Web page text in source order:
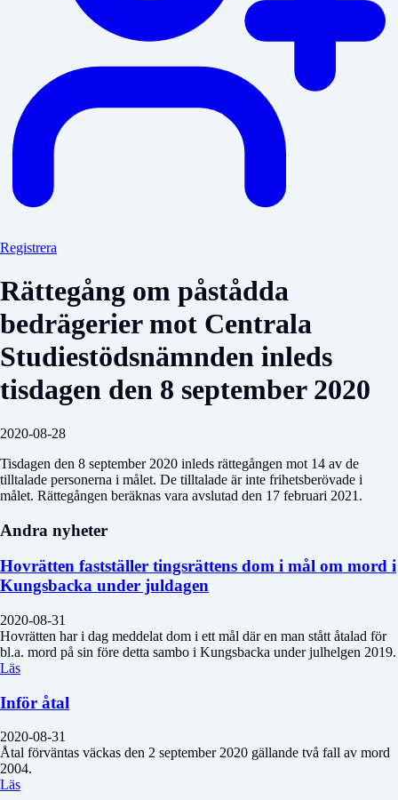
Registrera
Rättegång om påstådda
bedrägerier mot Centrala
Studiestödsnämnden inleds
tisdagen den 8 september 2020
2020-08-28
Tisdagen den 8 september 2020 inleds rättegången mot 14 av de
tilltalade personerna i målet. De tilltalade är inte frihetsberövade i
målet. Rättegången beräknas vara avslutad den 17 februari 2021.
Andra nyheter
Hovrätten fastställer tingsrättens dom i mål om mord i
Kungsbacka under juldagen
2020-08-31
Hovrätten har i dag meddelat dom i ett mål där en man stått åtalad för
bl.a. mord på sin före detta sambo i Kungsbacka under julhelgen 2019.
Läs
Inför åtal
2020-08-31
Åtal förväntas väckas den 2 september 2020 gällande två fall av mord
2004.
Läs